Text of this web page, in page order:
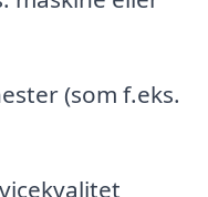
(som f.eks.